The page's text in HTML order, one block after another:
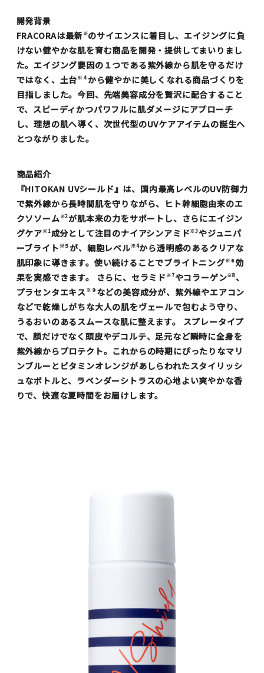
開発背景
FRACORAは最新※のサイエンスに着目し、エイジングに負
けない健やかな肌を育む商品を開発・提供してまいりまし
た。エイジング要因の１つである紫外線から肌を守るだけ
ではなく、土台※４から健やかに美しくなれる商品づくりを
目指しました。今回、先端美容成分を贅沢に配合すること
で、スピーディかつパワフルに肌ダメージにアプローチ
し、理想の肌へ導く、次世代型のUVケアアイテムの誕生へ
とつながりました。
商品紹介
『HITOKAN UVシールド』 は、国内最高レベルのUV防御力
で紫外線から長時間肌を守りながら、ヒト幹細胞由来のエ
クソソーム※2が肌本来の力をサポートし、さらにエイジン
グケア※1 成分として注目のナイアシンアミド※3やジュニパ
ーブライト ※５が、細胞レベル※4から透明感のあるクリアな
肌印象に導きます。使い続けることでブライトニング※６効
果を実感できます。 さらに、セラミド ※7やコラーゲン※8、
プラセンタエキス ※９ などの美容成分が、紫外線やエアコン
などで乾燥しがちな大人の肌をヴェールで包むよう守り、
うるおいのあるスムースな肌に整えます。 スプレータイプ
で、顔だけでなく頭皮やデコルテ、足元など瞬時に全身を
紫外線からプロテクト。これからの時期にぴったりなマリ
ンブルーとビタミンオレンジがあしらわれたスタイリッシ
ュなボトルと、ラベンダーシトラスの心地よい爽やかな香
りで、快適な夏時間をお届けします。